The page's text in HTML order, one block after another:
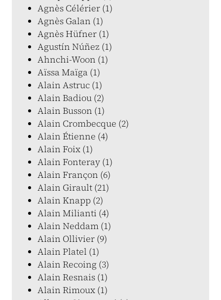
Agnès Célérier (1)
Agnès Galan (1)
Agnès Hüfner (1)
Agustín Núñez (1)
Ahnchi-Woon (1)
Aïssa Maïga (1)
Alain Astruc (1)
Alain Badiou (2)
Alain Busson (1)
Alain Crombecque (2)
Alain Étienne (4)
Alain Foix (1)
Alain Fonteray (1)
Alain Françon (6)
Alain Girault (21)
Alain Knapp (2)
Alain Milianti (4)
Alain Neddam (1)
Alain Ollivier (9)
Alain Platel (1)
Alain Recoing (3)
Alain Resnais (1)
Alain Rimoux (1)